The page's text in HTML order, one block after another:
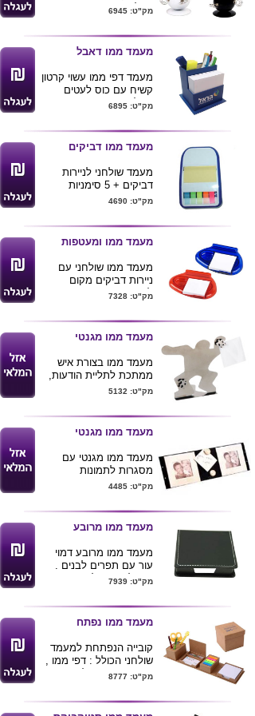
מגיע בצבעים
סגול.לבן.אפור.שחור.אדום.
מק"ט: 6945
מעמד ממו דאבל
מעמד דפי ממו עשוי קרטון
קשיח עם כוס לעטים
בחלק האחורי , מיתוג
מלא היקפי .
ניתן להדפיס לוגו ע"ג
הדפים .מינימום הזמנה
1000 יחידות .
מק"ט: 6895
מעמד ממו דביקים
מעמד שולחני לניירות
דביקים + 5 סימניות
בצבעים זרחניים שטח
16X10X4.5 ס"מ מגיע
באריזת קרטון מפוארת
מק"ט: 4690
מעמד ממו ומעטפות
מעמד ממו שולחני עם
ניירות דביקים מקום
לסיכות ומעטפות . מגיע ב
ניתן להדפיס לוגו הלקוח .
מק"ט: 7328
מעמד ממו מגנטי
מעמד ממו בצורת איש
ממתכת לתליית הודעות,
מידה 11X17.50 ס"מ
מק"ט: 5132
מעמד ממו מגנטי
מעמד ממו מגנטי עם
מסגרות לתמונות
מק"ט: 4485
מעמד ממו מרובע
מעמד ממו מרובע דמוי
עור עם תפרים לבנים .
ניתן להדפיס לוגו ע"ג
מק"ט: 7939
מעמד ממו נפתח
קובייה הנפתחת למעמד
שולחני הכולל : דפי ממו ,
סימניות ,מקום לכרטיסי
עטים . המעמד עשוי
מקרטון ממוחזר . ניתן
מק"ט: 8777